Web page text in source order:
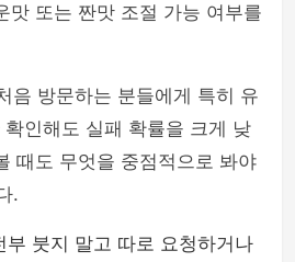
맛 또는 짠맛 조절 가능 여부를
음 방문하는 분들에게 특히 유
인해도 실패 확률을 크게 낮
때도 무엇을 중점적으로 봐야
.
부 붓지 말고 따로 요청하거나